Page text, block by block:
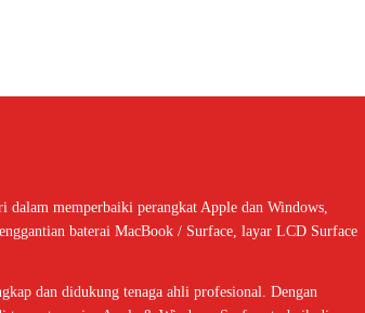
dalam memperbaiki perangkat Apple dan Windows,
baterai MacBook / Surface, layar LCD Surface
dan didukung tenaga ahli profesional. Dengan